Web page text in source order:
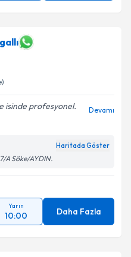
isinde profesyonel.
Devamı
Haritada Göster
A Söke/AYDIN.
Yarın
10:00 Daha Fazla